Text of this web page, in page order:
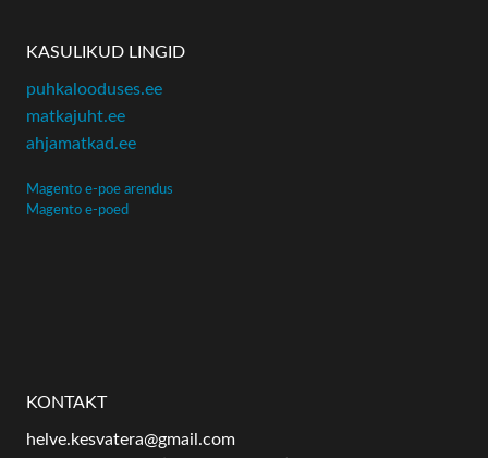
KASULIKUD LINGID
puhkalooduses.ee
matkajuht.ee
ahjamatkad.ee
Magento e-poe arendus
Magento e-poed
KONTAKT
helve.kesvatera@gmail.com